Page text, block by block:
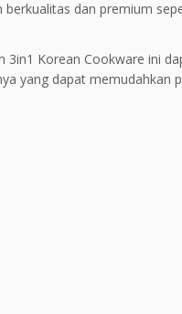
berkualitas dan premium
3in1 Korean Cookware ini
yang dapat memudahkan